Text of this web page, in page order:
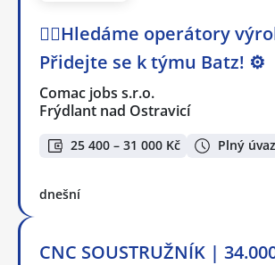
🕵️‍♂️Hledáme operátory
Přidejte se k týmu Batz! ⚙️
Comac jobs s.r.o.
Frýdlant nad Ostravicí
25 400 – 31 000 Kč Plný
dnešní
CNC SOUSTRUŽNÍK |